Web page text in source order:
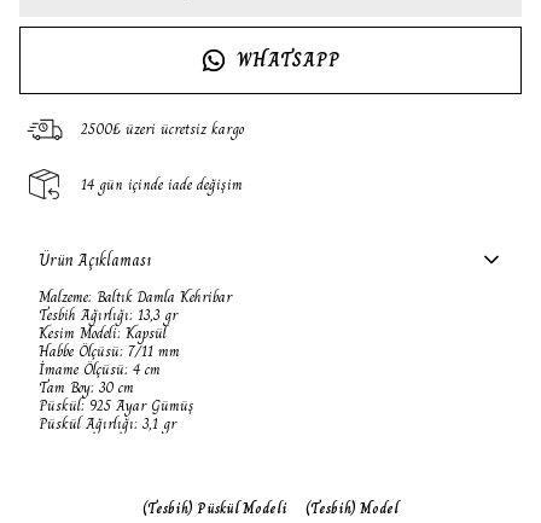
WHATSAPP
2500₺ üzeri ücretsiz kargo
14 gün içinde iade değişim
Ürün Açıklaması
Malzeme: Baltık Damla Kehribar
Tesbih Ağırlığı: 13,3 gr
Kesim Modeli: Kapsül
Habbe Ölçüsü: 7/11 mm
İmame Ölçüsü: 4 cm
Tam Boy: 30 cm
Püskül: 925 Ayar Gümüş
Püskül Ağırlığı: 3,1 gr
(Tesbih) Püskül Modeli (Tesbih) Model